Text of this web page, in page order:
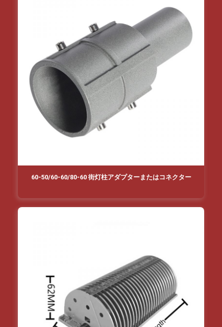
60-50/60-60/80-60 街灯柱アダプターまたはコネクター